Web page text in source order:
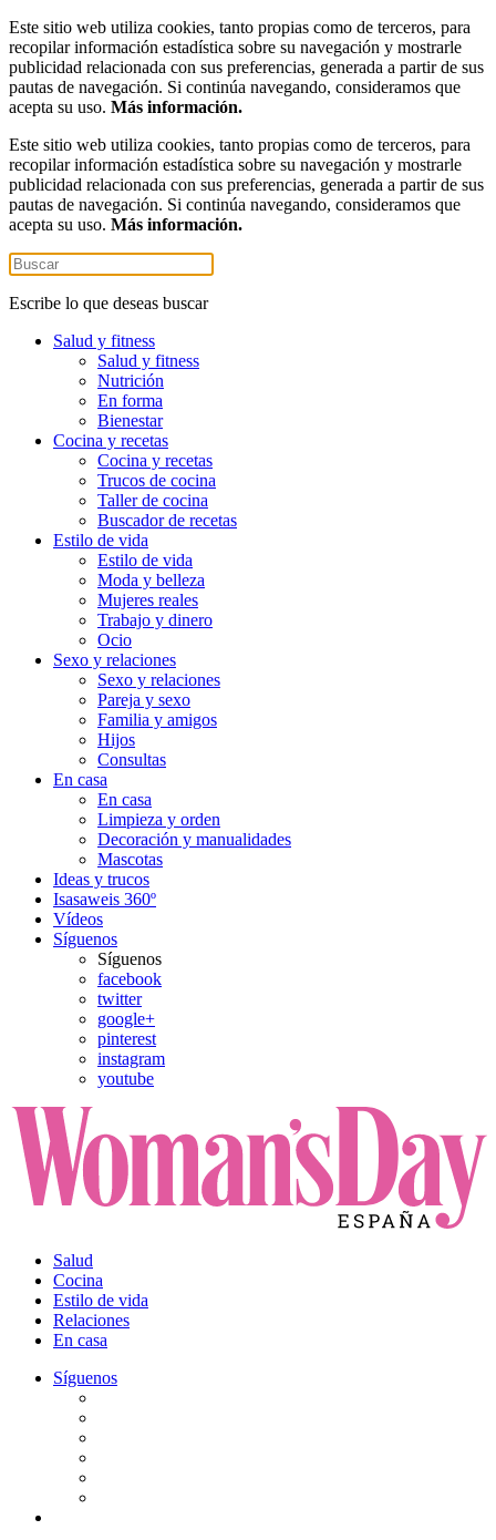
Este sitio web utiliza cookies, tanto propias como de terceros, para
recopilar información estadística sobre su navegación y mostrarle
publicidad relacionada con sus preferencias, generada a partir de sus
pautas de navegación. Si continúa navegando, consideramos que
acepta su uso. Más información.
Este sitio web utiliza cookies, tanto propias como de terceros, para
recopilar información estadística sobre su navegación y mostrarle
publicidad relacionada con sus preferencias, generada a partir de sus
pautas de navegación. Si continúa navegando, consideramos que
acepta su uso. Más información.
Escribe lo que deseas buscar
Salud y fitness
Salud y fitness
Nutrición
En forma
Bienestar
Cocina y recetas
Cocina y recetas
Trucos de cocina
Taller de cocina
Buscador de recetas
Estilo de vida
Estilo de vida
Moda y belleza
Mujeres reales
Trabajo y dinero
Ocio
Sexo y relaciones
Sexo y relaciones
Pareja y sexo
Familia y amigos
Hijos
Consultas
En casa
En casa
Limpieza y orden
Decoración y manualidades
Mascotas
Ideas y trucos
Isasaweis 360º
Vídeos
Síguenos
Síguenos
facebook
twitter
google+
pinterest
instagram
youtube
Salud
Cocina
Estilo de vida
Relaciones
En casa
Síguenos